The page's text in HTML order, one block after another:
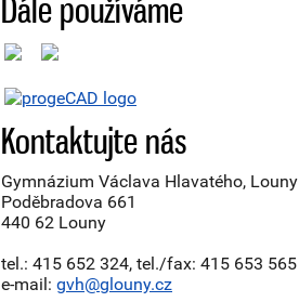
Dále používáme
Kontaktujte nás
Gymnázium Václava Hlavatého, Louny
Poděbradova 661
440 62 Louny
tel.: 415 652 324, tel./fax: 415 653 565
e-mail: gvh@glouny.cz